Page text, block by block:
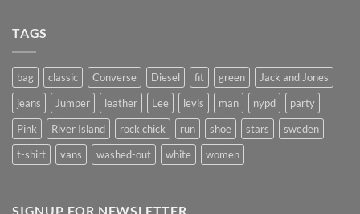
TAGS
bag classic Converse Diesel fit green
Jack and Jones
jeans
Jumper leather Lee levis man nypd
party
Pink
River Island rock chick run shoe stars
sweden
t-shirt
vans washed-out white women
SIGNUP FOR NEWSLETTER